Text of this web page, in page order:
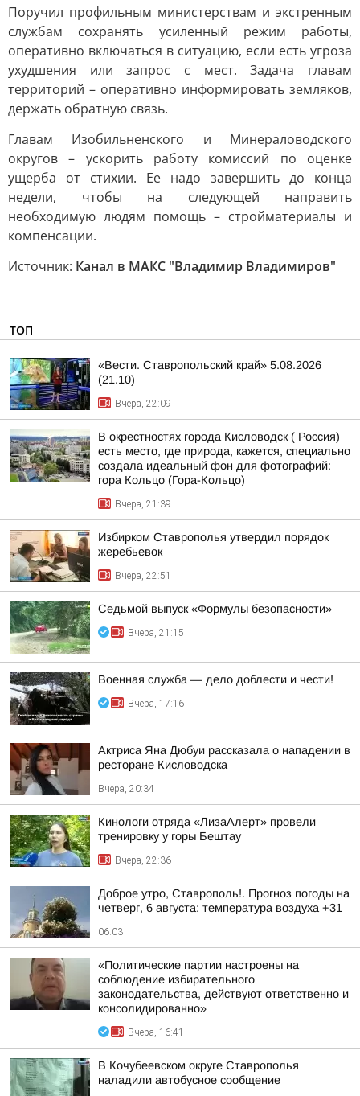
Поручил профильным министерствам и экстренным
службам сохранять усиленный режим работы,
оперативно включаться в ситуацию, если есть угроза
ухудшения или запрос с мест. Задача главам
территорий – оперативно информировать земляков,
держать обратную связь.
Главам Изобильненского и Минераловодского
округов – ускорить работу комиссий по оценке
ущерба от стихии. Ее надо завершить до конца
недели, чтобы на следующей направить
необходимую людям помощь – стройматериалы и
компенсации.
Источник: Канал в МАКС "Владимир Владимиров"
ТОП
«Вести. Ставропольский край» 5.08.2026
(21.10)
Вчера, 22:09
В окрестностях города Кисловодск ( Россия)
есть место, где природа, кажется, специально
создала идеальный фон для фотографий:
гора Кольцо (Гора-Кольцо)
Вчера, 21:39
Избирком Ставрополья утвердил порядок
жеребьевок
Вчера, 22:51
Седьмой выпуск «Формулы безопасности»
Вчера, 21:15
Военная служба — дело доблести и чести!
Вчера, 17:16
Актриса Яна Дюбуи рассказала о нападении в
ресторане Кисловодска
Вчера, 20:34
Кинологи отряда «ЛизаАлерт» провели
тренировку у горы Бештау
Вчера, 22:36
Доброе утро, Ставрополь!. Прогноз погоды на
четверг, 6 августа: температура воздуха +31
06:03
«Политические партии настроены на
соблюдение избирательного
законодательства, действуют ответственно и
консолидированно»
Вчера, 16:41
В Кочубеевском округе Ставрополья
наладили автобусное сообщение